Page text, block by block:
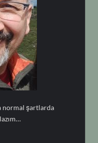
normal şartlarda